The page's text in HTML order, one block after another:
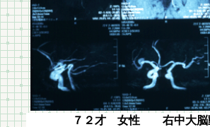
７２才 女性 右中大脳動脈